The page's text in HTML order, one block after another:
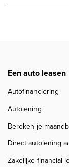
Een auto leasen
Autofinanciering
Autolening
Bereken je
Direct autolening
Zakelijke financial